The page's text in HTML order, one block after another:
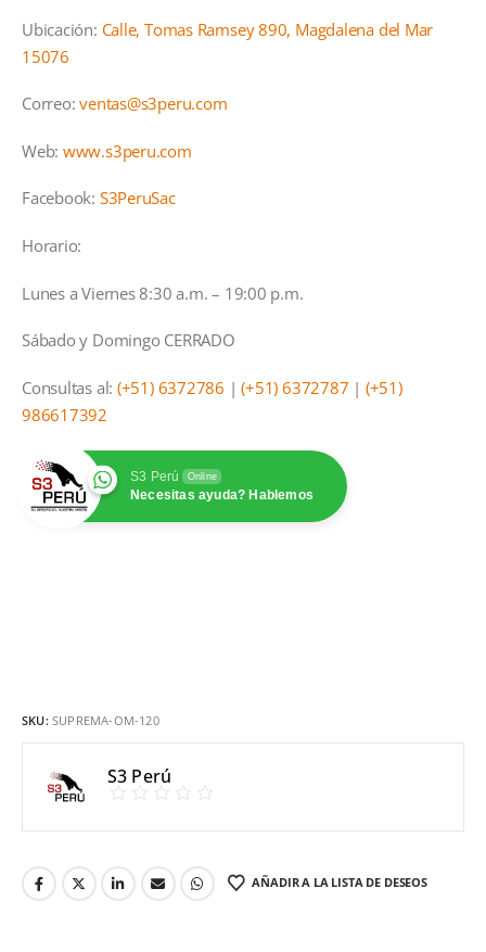
Ubicación: Calle, Tomas Ramsey 890, Magdalena del Mar
15076
Correo:ventas@s3peru.com
Web: www.s3peru.com
Facebook: S3PeruSac
Horario:
Lunes a Viernes 8:30 a.m. – 19:00 p.m.
Sábado y Domingo CERRADO
Consultas al: (+51) 6372786 |(+51) 6372787 | (+51)
986617392
S3 Perú Online
Necesitas ayuda? Hablemos
SKU: SUPREMA-OM-120
S3 Perú
AÑADIR A LA LISTA DE DESEOS